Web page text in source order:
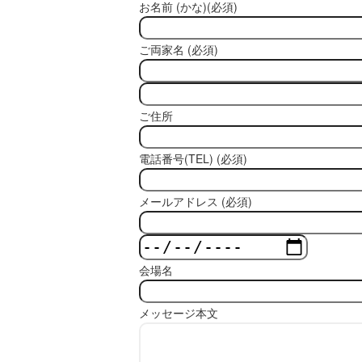
お名前 (かな)(必須)
ご両家名 (必須)
ご住所
電話番号(TEL) (必須)
メールアドレス (必須)
会場名
メッセージ本文